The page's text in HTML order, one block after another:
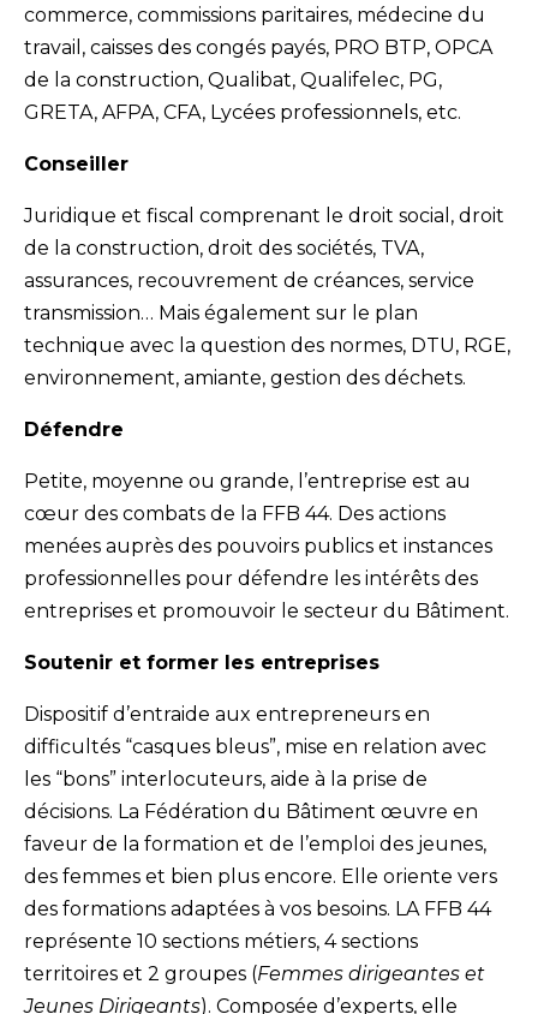
commerce, commissions paritaires, médecine du
travail, caisses des congés payés, PRO BTP, OPCA
de la construction, Qualibat, Qualifelec, PG,
GRETA, AFPA, CFA, Lycées professionnels, etc.
Conseiller
Juridique et fiscal comprenant le droit social, droit
de la construction, droit des sociétés, TVA,
assurances, recouvrement de créances, service
transmission… Mais également sur le plan
technique avec la question des normes, DTU, RGE,
environnement, amiante, gestion des déchets.
Défendre
Petite, moyenne ou grande, l’entreprise est au
cœur des combats de la FFB 44. Des actions
menées auprès des pouvoirs publics et instances
professionnelles pour défendre les intérêts des
entreprises et promouvoir le secteur du Bâtiment.
Soutenir et former les entreprises
Dispositif d’entraide aux entrepreneurs en
difficultés “casques bleus”, mise en relation avec
les “bons” interlocuteurs, aide à la prise de
décisions. La Fédération du Bâtiment œuvre en
faveur de la formation et de l’emploi des jeunes,
des femmes et bien plus encore. Elle oriente vers
des formations adaptées à vos besoins. LA FFB 44
représente 10 sections métiers, 4 sections
territoires et 2 groupes (Femmes dirigeantes et
Jeunes Dirigeants). Composée d’experts, elle